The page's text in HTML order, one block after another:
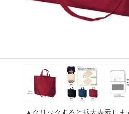
▲クリックすると拡大表示しま